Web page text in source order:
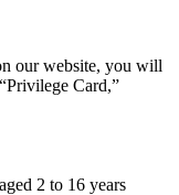
our website, you will
Card,”
2 to 16 years